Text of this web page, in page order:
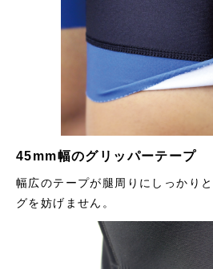
45mm幅のグリッパーテープ
幅広のテープが腿周りにしっかり
グを妨げません。